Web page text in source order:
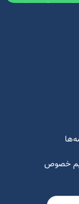
خصوص